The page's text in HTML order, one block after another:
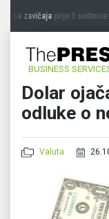
zavičajaprije 3 sedmice
BUSINESS
Dolar
odluke o
Valuta